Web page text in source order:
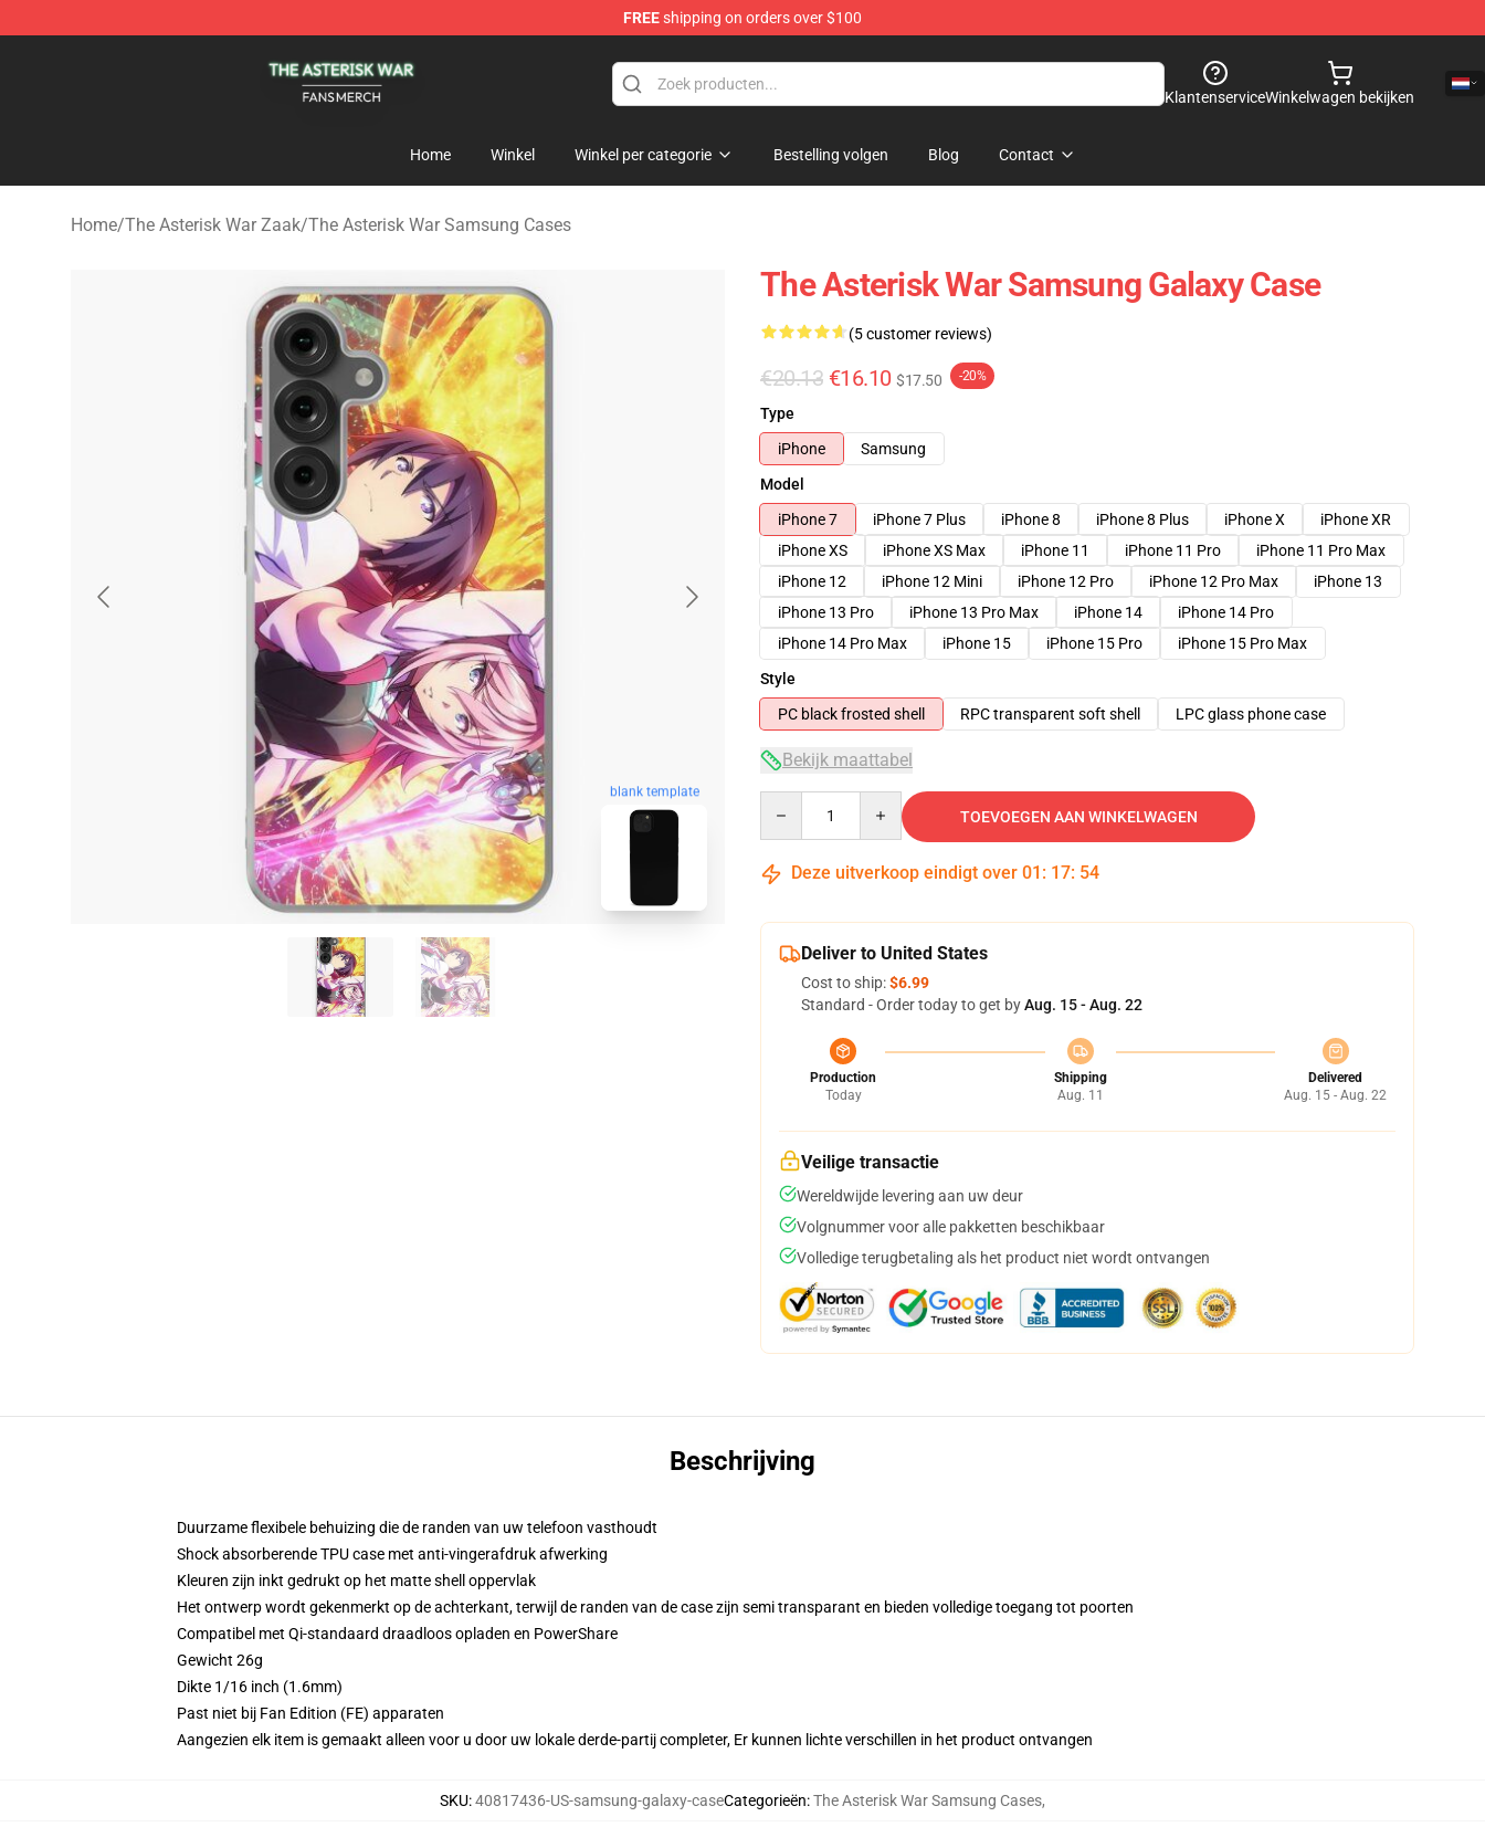
FREEshipping on orders over $100
KlantenserviceWinkelwagen bekijken
Home Winkel Winkel per categorie Bestelling volgen Blog Contact
Home/The Asterisk War Zaak/The Asterisk War Samsung Cases
blank template
The Asterisk War Samsung Galaxy Case
(5 customer reviews)
€20.13 €16.10 $17.50 -20%
Type
iPhone
Samsung
Model
iPhone 7
iPhone 7 Plus iPhone 8 iPhone 8 Plus iPhone X
iPhone XR
iPhone XS
iPhone XS Max iPhone 11 iPhone 11 Pro
iPhone 11 Pro Max
iPhone 12
iPhone 12 Mini iPhone 12 Pro iPhone 12 Pro Max
iPhone 13
iPhone 13 Pro
iPhone 13 Pro Max iPhone 14
iPhone 14 Pro
iPhone 14 Pro Max
iPhone 15 iPhone 15 Pro
iPhone 15 Pro Max
Style
PC black frosted shell
RPC transparent soft shell LPC glass phone case
Bekijk maattabel
TOEVOEGEN AAN WINKELWAGEN
Deze uitverkoop eindigt over 01 : 17: 53
Deliver to United States
Cost to ship:$6.99
Standard - Order today to get byAug. 15 - Aug. 22
Production
Today
Shipping
Aug. 11
Delivered
Aug. 15 - Aug. 22
Veilige transactie
Wereldwijde levering aan uw deur
Volgnummer voor alle pakketten beschikbaar
Volledige terugbetaling als het product niet wordt ontvangen
Beschrijving
Duurzame flexibele behuizing die de randen van uw telefoon vasthoudt
Shock absorberende TPU case met anti-vingerafdruk afwerking
Kleuren zijn inkt gedrukt op het matte shell oppervlak
Het ontwerp wordt gekenmerkt op de achterkant, terwijl de randen van de case zijn semi transparant en bieden volledige toegang tot poorten
Compatibel met Qi-standaard draadloos opladen en PowerShare
Gewicht 26g
Dikte 1/16 inch (1.6mm)
Past niet bij Fan Edition (FE) apparaten
Aangezien elk item is gemaakt alleen voor u door uw lokale derde-partij completer, Er kunnen lichte verschillen in het product ontvangen
SKU:40817436-US-samsung-galaxy-caseCategorieën:The Asterisk War Samsung Cases,